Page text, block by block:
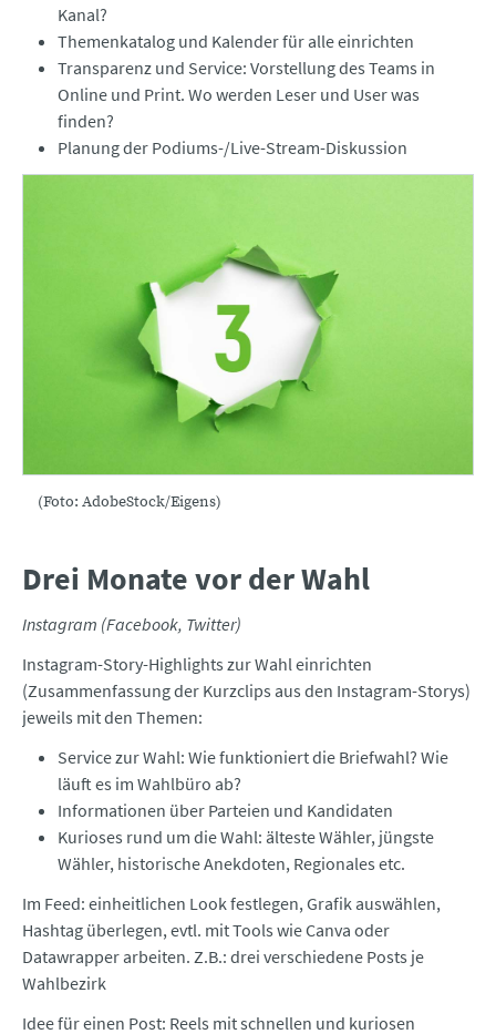
Kanal?
Themenkatalog und Kalender für alle einrichten
Transparenz und Service: Vorstellung des Teams in
Online und Print. Wo werden Leser und User was
finden?
Planung der Podiums-/Live-Stream-Diskussion
(Foto: AdobeStock/Eigens)
Drei Monate vor der Wahl
Instagram (Facebook, Twitter)
Instagram-Story-Highlights zur Wahl einrichten
(Zusammenfassung der Kurzclips aus den Instagram-Storys)
jeweils mit den Themen:
Service zur Wahl: Wie funktioniert die Briefwahl? Wie
läuft es im Wahlbüro ab?
Informationen über Parteien und Kandidaten
Kurioses rund um die Wahl: älteste Wähler, jüngste
Wähler, historische Anekdoten, Regionales etc.
Im Feed: einheitlichen Look festlegen, Grafik auswählen,
Hashtag überlegen, evtl. mit Tools wie Canva oder
Datawrapper arbeiten. Z.B.: drei verschiedene Posts je
Wahlbezirk
Idee für einen Post: Reels mit schnellen und kuriosen